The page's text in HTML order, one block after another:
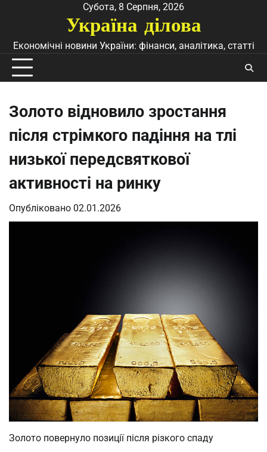
Субота, 8 Серпня, 2026
Україна ділова
Економічні новини України: фінанси, аналітика, статті
Золото відновило зростання
після стрімкого падіння на тлі
низької передсвяткової
активності на ринку
Опубліковано 02.01.2026
Золото повернуло позиції після різкого спаду